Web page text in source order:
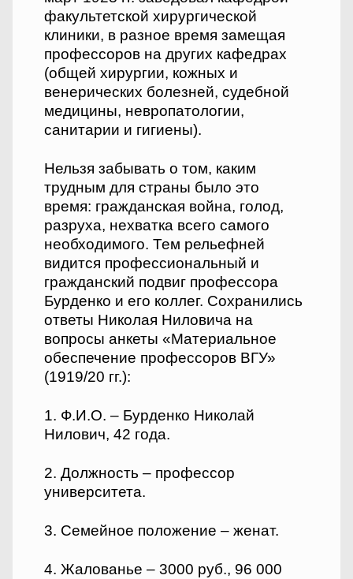
факультетской хирургической
клиники, в разное время замещая
профессоров на других кафедрах
(общей хирургии, кожных и
венерических болезней, судебной
медицины, невропатологии,
санитарии и гигиены).
Нельзя забывать о том, каким
трудным для страны было это
время: гражданская война, голод,
разруха, нехватка всего самого
необходимого. Тем рельефней
видится профессиональный и
гражданский подвиг профессора
Бурденко и его коллег. Сохранились
ответы Николая Ниловича на
вопросы анкеты «Материальное
обеспечение профессоров ВГУ»
(1919/20 гг.):
1. Ф.И.О. – Бурденко Николай
Нилович, 42 года.
2. Должность – профессор
университета.
3. Семейное положение – женат.
4. Жалованье – 3000 руб., 96 000